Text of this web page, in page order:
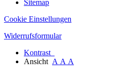
Sitemap
Cookie Einstellungen
Widerrufsformular
Kontrast
Ansicht A A A